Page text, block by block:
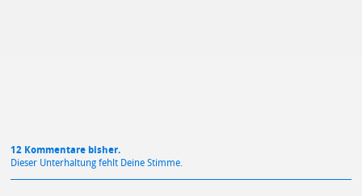
12 Kommentare bisher.
Dieser Unterhaltung fehlt Deine Stimme.